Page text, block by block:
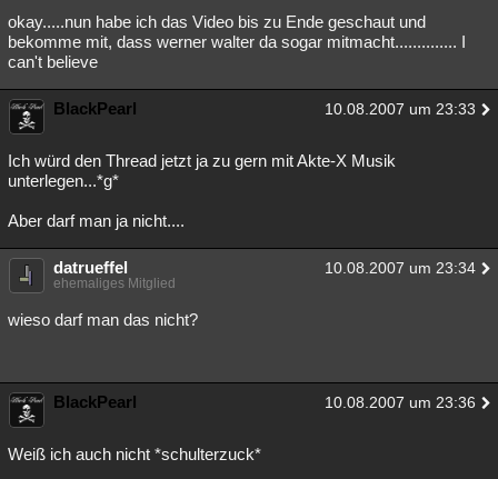
okay.....nun habe ich das Video bis zu Ende geschaut und
bekomme mit, dass werner walter da sogar mitmacht.............. I
can't believe
BlackPearl 10.08.2007 um 23:33
Ich würd den Thread jetzt ja zu gern mit Akte-X Musik
unterlegen...*g*
Aber darf man ja nicht....
datrueffel 10.08.2007 um 23:34
ehemaliges Mitglied
wieso darf man das nicht?
BlackPearl 10.08.2007 um 23:36
Weiß ich auch nicht *schulterzuck*